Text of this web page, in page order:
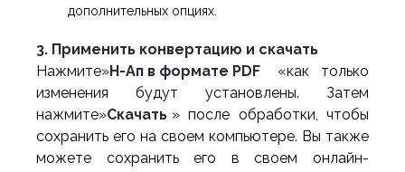
дополнительных опциях.
3. Применить конвертацию и скачать
Нажмите»Н-Ап в формате PDF
«как только
изменения будут установлены. Затем
нажмите»Скачать » после обработки, чтобы
сохранить его на своем компьютере. Вы также
можете сохранить его в своем онлайн-